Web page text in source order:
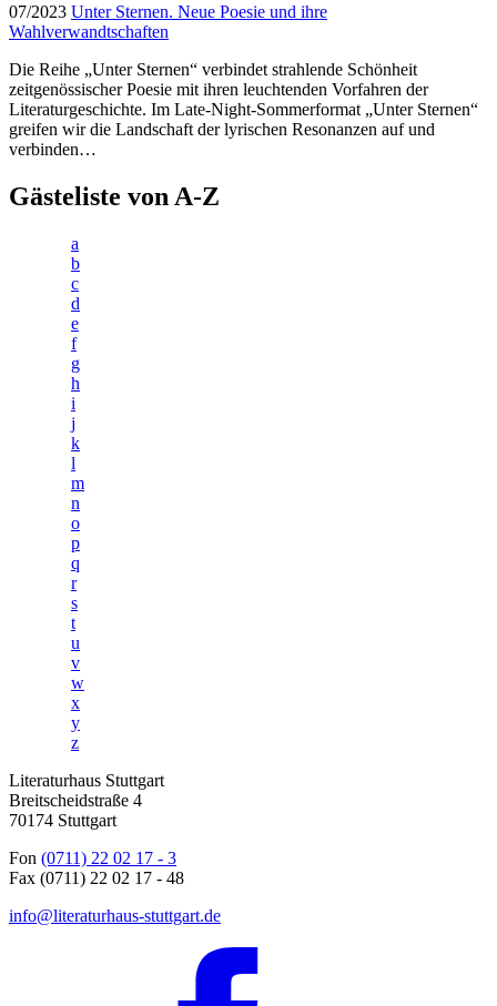
07/2023 Unter Sternen. Neue Poesie und ihre
Wahlverwandtschaften
Die Reihe „Unter Sternen“ verbindet strahlende Schönheit
zeitgenössischer Poesie mit ihren leuchtenden Vorfahren der
Literaturgeschichte. Im Late-Night-Sommerformat „Unter Sternen“
greifen wir die Landschaft der lyrischen Resonanzen auf und
verbinden…
Gästeliste von A-Z
a
b
c
d
e
f
g
h
i
j
k
l
m
n
o
p
q
r
s
t
u
v
w
x
y
z
Literaturhaus Stuttgart
Breitscheidstraße 4
70174 Stuttgart
Fon (0711) 22 02 17 - 3
Fax (0711) 22 02 17 - 48
info@literaturhaus-stuttgart.de